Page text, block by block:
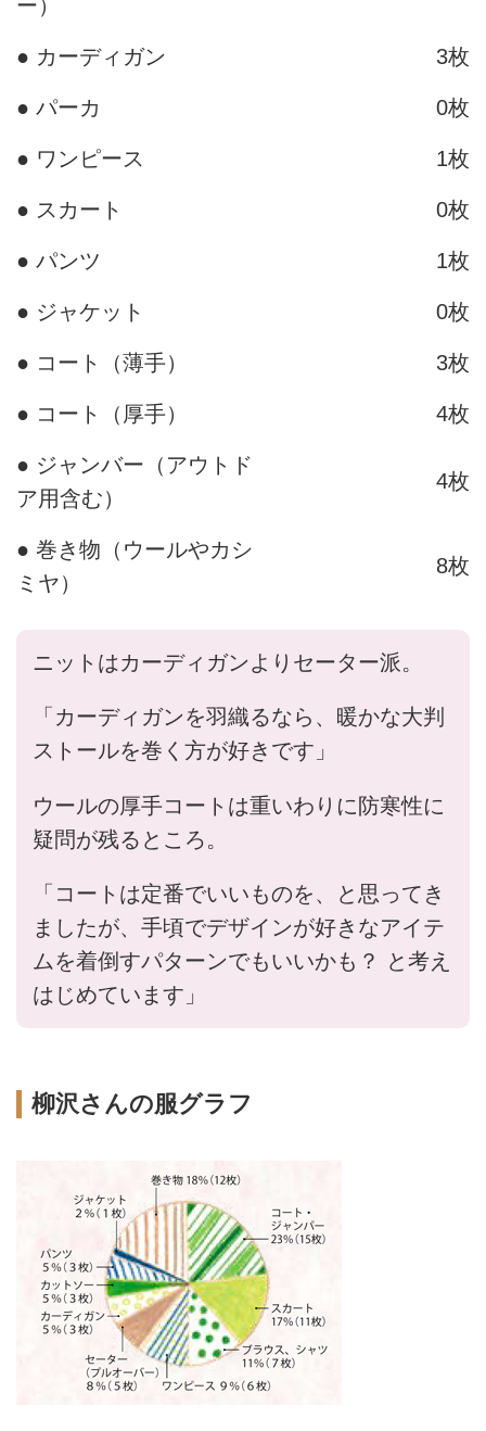
ー）
● カーディガン 3枚
● パーカ 0枚
● ワンピース 1枚
● スカート 0枚
● パンツ 1枚
● ジャケット 0枚
● コート（薄手） 3枚
● コート（厚手） 4枚
● ジャンバー（アウトド
ア用含む）
4枚
● 巻き物（ウールやカシ
ミヤ）
8枚
ニットはカーディガンよりセーター派。
「カーディガンを羽織るなら、暖かな大判
ストールを巻く方が好きです」
ウールの厚手コートは重いわりに防寒性に
疑問が残るところ。
「コートは定番でいいものを、と思ってき
ましたが、手頃でデザインが好きなアイテ
ムを着倒すパターンでもいいかも？ と考え
はじめています」
柳沢さんの服グラフ